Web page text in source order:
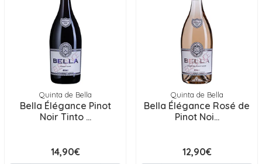
Quinta de Bella
Bella Élégance Pinot
Noir Tinto ...
14,90€
Quinta de Bella
Bella Élégance Rosé de
Pinot Noi...
12,90€